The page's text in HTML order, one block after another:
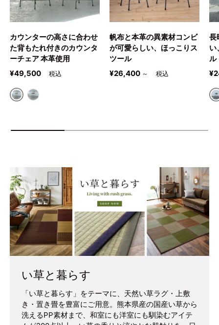
カウンターの高さに合わせ
た背もたれ付きのカウンタ
ーチェア 本革使用
定価
¥49,500
BROWNDARKBROWN
帆布と本革の異素材コンビ
が可愛らしい、ほっこりス
ツール
定価
¥26,400 ～
長
い
ル
定
い草と暮らす
「い草と暮らす」をテーマに、天然い草ラグ・上敷
き・置き畳を豊富にご用意。熊本県産の国産い草から
洗えるPP素材まで、和室にも洋室にも馴染むアイテ